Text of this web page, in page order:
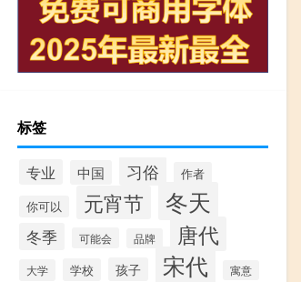
标签
专业 中国 习俗 作者
你可以 元宵节 冬天
冬季 可能会 品牌 唐代
大学 学校 孩子 宋代 寓意